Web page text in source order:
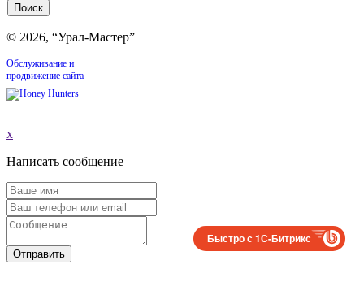
© 2026, “Урал-Мастер”
Обслуживание и
продвижение сайта
x
Написать сообщение
Отправить
Быстро с 1С-Битрикс